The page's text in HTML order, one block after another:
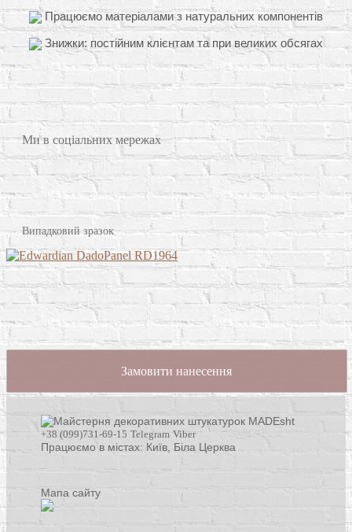
Працюємо матеріалами з натуральних компонентів
Знижки: постійним клієнтам та при великих обсягах
Ми в соціальних мережах
Випадковий зразок
Замовити нанесення
+38 (099)731-69-15 Telegram Viber
Працюємо в містах: Київ, Біла Церква
Мапа сайту